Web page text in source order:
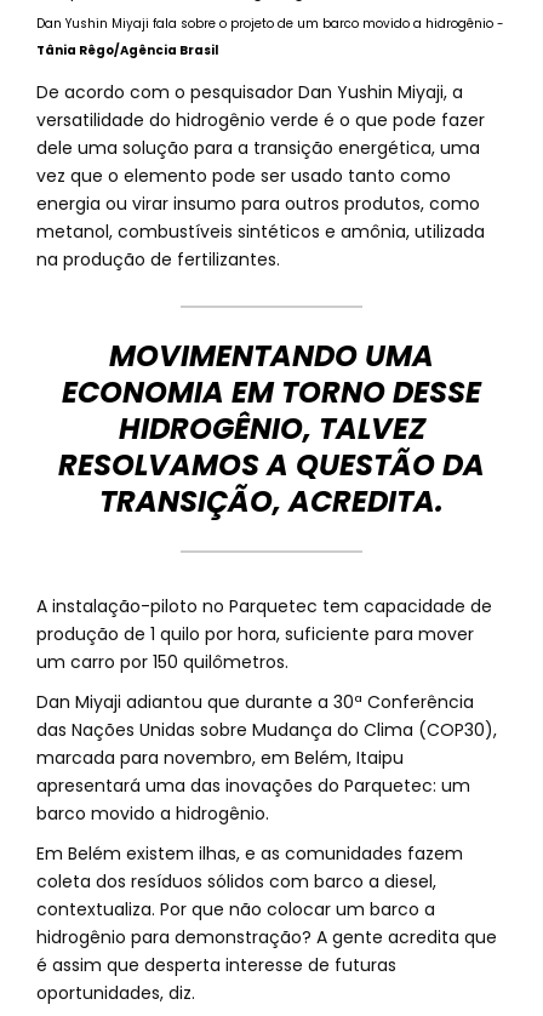
Dan Yushin Miyaji fala sobre o projeto de um barco movido a hidrogênio -
Tânia Rêgo/Agência Brasil
De acordo com o pesquisador Dan Yushin Miyaji, a
versatilidade do hidrogênio verde é o que pode fazer
dele uma solução para a transição energética, uma
vez que o elemento pode ser usado tanto como
energia ou virar insumo para outros produtos, como
metanol, combustíveis sintéticos e amônia, utilizada
na produção de fertilizantes.
MOVIMENTANDO UMA
ECONOMIA EM TORNO DESSE
HIDROGÊNIO, TALVEZ
RESOLVAMOS A QUESTÃO DA
TRANSIÇÃO, ACREDITA.
A instalação-piloto no Parquetec tem capacidade de
produção de 1 quilo por hora, suficiente para mover
um carro por 150 quilômetros.
Dan Miyaji adiantou que durante a 30ª Conferência
das Nações Unidas sobre Mudança do Clima (COP30),
marcada para novembro, em Belém, Itaipu
apresentará uma das inovações do Parquetec: um
barco movido a hidrogênio.
Em Belém existem ilhas, e as comunidades fazem
coleta dos resíduos sólidos com barco a diesel,
contextualiza. Por que não colocar um barco a
hidrogênio para demonstração? A gente acredita que
é assim que desperta interesse de futuras
oportunidades, diz.